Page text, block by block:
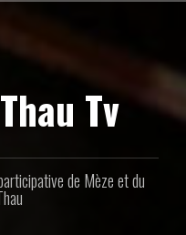
Tv
de Mèze et du